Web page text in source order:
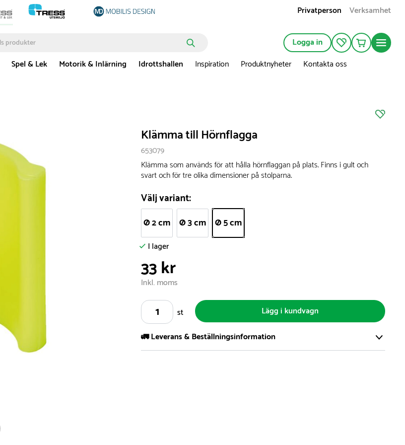
Privatperson Verksamhet
Logga in
Spel & Lek Motorik & Inlärning Idrottshallen Inspiration Produktnyheter Kontakta oss
Klämma till Hörnflagga
653079
Klämma som används för att hålla hörnflaggan på plats. Finns i gult och
svart och för tre olika dimensioner på stolparna.
Välj variant:
Ø 2 cm Ø 3 cm Ø 5 cm
I lager
33 kr
Inkl. moms
st
Lägg i kundvagn
🚛 Leverans & Beställningsinformation